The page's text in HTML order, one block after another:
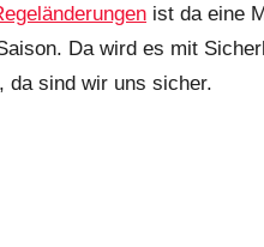
ist da eine
Da wird es mit
da sind wir uns sicher.